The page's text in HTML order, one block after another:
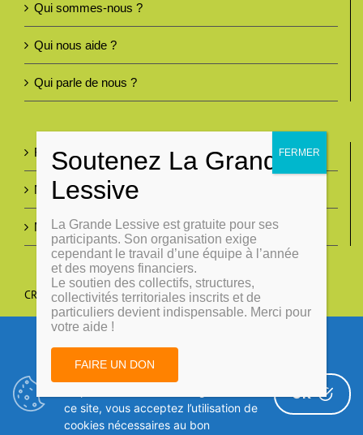
Qui sommes-nous ?
Qui nous aide ?
Qui parle de nous ?
Foire aux questions
Nous contacter
Mentions légales
CRÉONS DU LIEN
La Grande Lessive est gratuite pour ses
participants. Son organisation exige
cependant le travail d’une équipe à l’année
et des moyens financiers.
Le soutien des collectifs, structures,
collectivités territoriales inscrits et de
particuliers devient indispensable. Merci pour
votre aide !
FAIRE UN DON
Politiques d'utilisation des
cookies
ce site, vous acceptez l’utilisation de
cookies nécessaires au bon
OK